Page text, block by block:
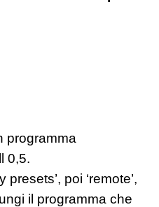
programma
0,5.
poi ‘remote’,
il programma che